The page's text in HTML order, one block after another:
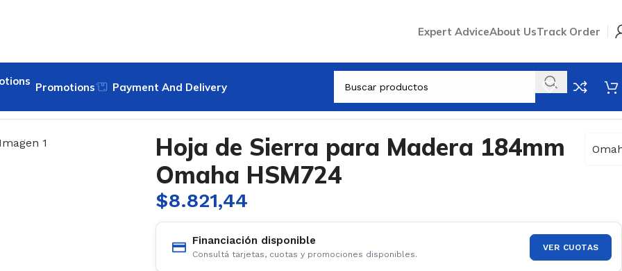
Expert AdviceAbout UsTrack Order
Promotions
Payment And Delivery
Hoja de Sierra para Madera 184mm
Omaha HSM724
$8.821,44
Financiación disponible
Consultá tarjetas, cuotas y promociones disponibles.
VER CUOTAS